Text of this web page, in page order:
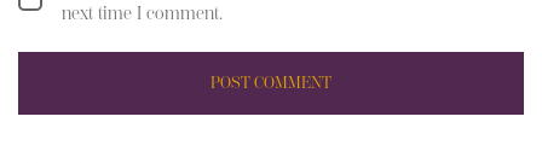
next time I comment.